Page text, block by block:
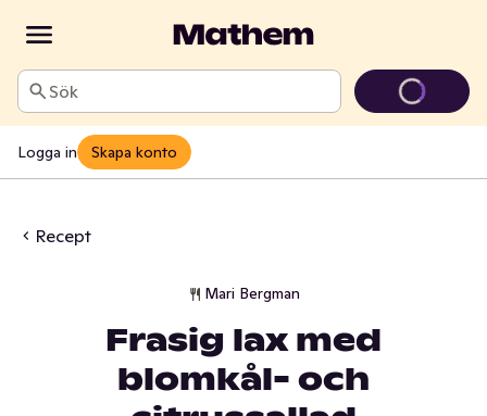
Sök
Logga in Skapa konto
Recept
Mari Bergman
Frasig lax med
blomkål- och